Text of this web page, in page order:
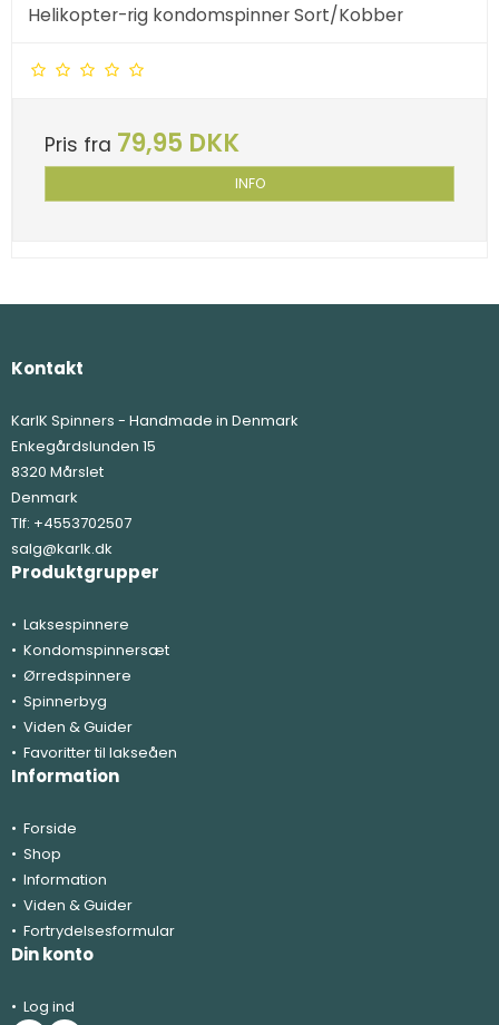
Helikopter-rig kondomspinner Sort/Kobber
Pris fra 79,95 DKK
INFO
Kontakt
KarlK Spinners - Handmade in Denmark
Enkegårdslunden 15
8320 Mårslet
Denmark
Tlf: +4553702507
salg@karlk.dk
Produktgrupper
Laksespinnere
Kondomspinnersæt
Ørredspinnere
Spinnerbyg
Viden & Guider
Favoritter til lakseåen
Information
Forside
Shop
Information
Viden & Guider
Fortrydelsesformular
Din konto
Log ind